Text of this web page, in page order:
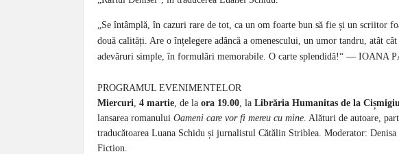
„Se întâmplă, în cazuri rare de tot, ca un om foarte bun să fie și un scriitor
două calități. Are o înțelegere adâncă a omenescului, un umor tandru, atât
adevăruri simple, în formulări memorabile. O carte splendidă!“ — IOANA
PROGRAMUL EVENIMENTELOR
Miercuri, 4 martie, de la ora 19.00, la Librăria Humanitas de la
lansarea romanului Oameni care vor fi mereu cu mine. Alături de autoare,
traducătoarea Luana Schidu și jurnalistul Cătălin Striblea. Moderator:
Fiction.